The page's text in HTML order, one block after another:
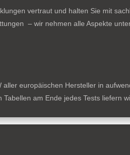
vertraut und halten Sie mit
– wir nehmen alle Aspekte
europäischen Hersteller in
am Ende jedes Tests liefern